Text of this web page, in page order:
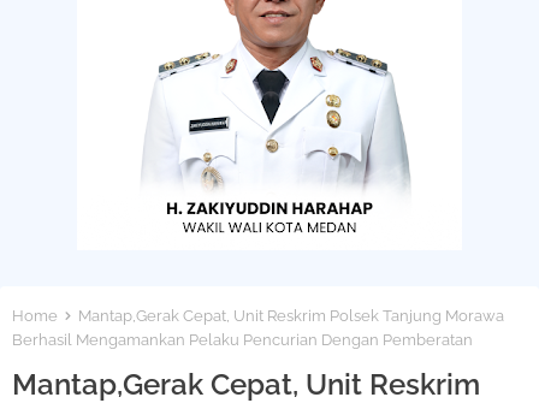
Home
Mantap,Gerak Cepat, Unit Reskrim Polsek Tanjung Morawa
Berhasil Mengamankan Pelaku Pencurian Dengan Pemberatan
Mantap,Gerak Cepat, Unit Reskrim